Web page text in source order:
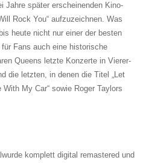
Jahre später erscheinenden Kino-
Rock You“ aufzuzeichnen. Was
heute nicht nur einer der besten
Fans auch eine historische
Queens letzte Konzerte in Vierer-
die letzten, in denen die Titel „Let
With My Car“ sowie Roger Taylors
wurde komplett digital remastered und